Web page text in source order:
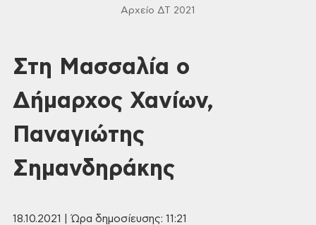
Αρχείο ΔΤ 2021
Στη Μασσαλία ο
Δήμαρχος Χανίων,
Παναγιώτης
Σημανδηράκης
18.10.2021 | Ώρα δημοσίευσης: 11:21